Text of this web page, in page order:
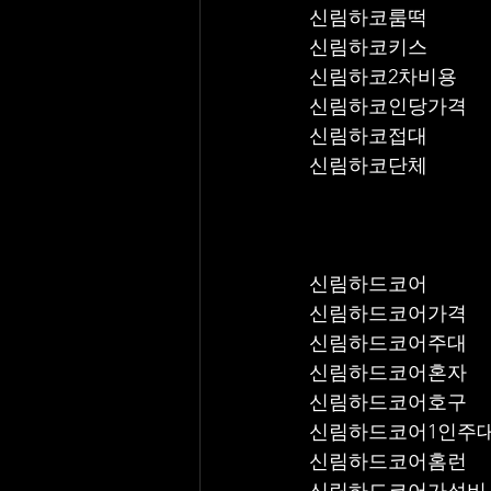
신림하코룸떡
신림하코키스
신림하코2차비용
신림하코인당가격
신림하코접대
신림하코단체
신림하드코어
신림하드코어가격
신림하드코어주대
신림하드코어혼자
신림하드코어호구
신림하드코어1인주
신림하드코어홈런